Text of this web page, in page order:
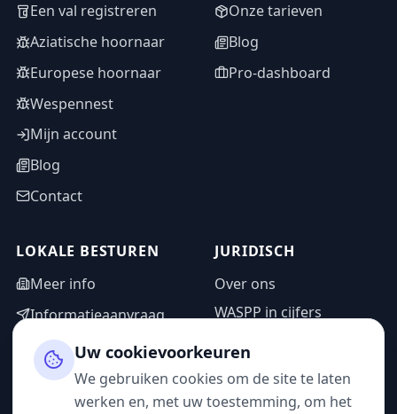
Een val registreren
Aziatische hoornaar
Europese hoornaar
Wespennest
Mijn account
Blog
Contact
Onze tarieven
Blog
Pro-dashboard
LOKALE BESTUREN
Meer info
Informatieaanvraag
Adminzone
JURIDISCH
Over ons
WASPP in cijfers
Privacybeleid
Gebruiksvoorwaarden
Uw cookievoorkeuren
We gebruiken cookies om de site te laten
werken en, met uw toestemming, om het